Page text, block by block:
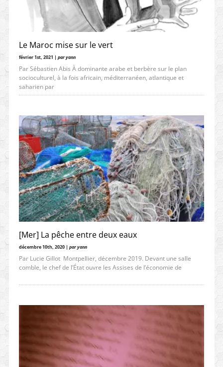
Le Maroc mise sur le vert
février 1st, 2021 | par yann
Par Sébastien Abis À dominante arabe et berbère sur le plan
socioculturel, à la fois africain, méditerranéen, atlantique et
saharien par
[Mer] La pêche entre deux eaux
décembre 10th, 2020 | par yann
Par Lucie Gillot Montpellier, décembre 2019. Devant une salle
comble, le chef de l’État ouvre les Assises de l’économie de